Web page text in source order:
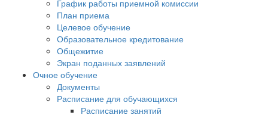
График работы приемной комиссии
План приема
Целевое обучение
Образовательное кредитование
Общежитие
Экран поданных заявлений
Очное обучение
Документы
Расписание для обучающихся
Расписание занятий